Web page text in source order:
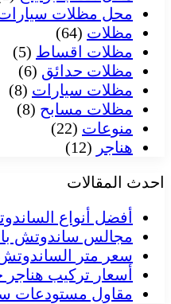
محل مظلات
مظلات (64)
مظلات اقساط (5)
مظلات حدائق (6)
مظلات سيارات (8)
مظلات مسابح (8)
منوعات (22)
هناجر (12)
احدث المقالات
أفضل أنواع
مجالس ساندوتش
سعر متر
أسعار تركيب
مقاول مستودعات